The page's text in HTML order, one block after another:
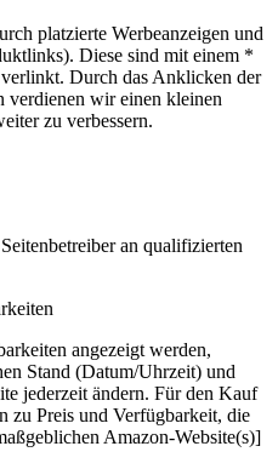
platzierte Werbeanzeigen und
Diese sind mit einem *
Durch das Anklicken der
verdienen wir einen kleinen
zu verbessern.
an qualifizierten
angezeigt werden,
Stand (Datum/Uhrzeit) und
jederzeit ändern. Für den Kauf
zu Preis und Verfügbarkeit, die
Amazon-Website(s)]